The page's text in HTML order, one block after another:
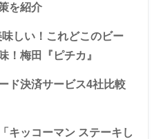
を紹介
しい！これどこのビー
！梅田『ピチカ』
ド決済サービス4社比較
キッコーマン ステーキし